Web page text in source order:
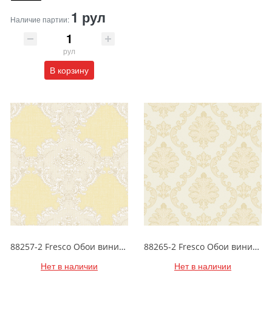
Наличие партии: 1 рул
рул
В корзину
88257-2 Fresco Обои виниловые на бумажной основе 1.06*15.6
Нет в наличии
88265-2 Fresco Обои виниловые на бумажной основе 1.06*15.6
Нет в наличии